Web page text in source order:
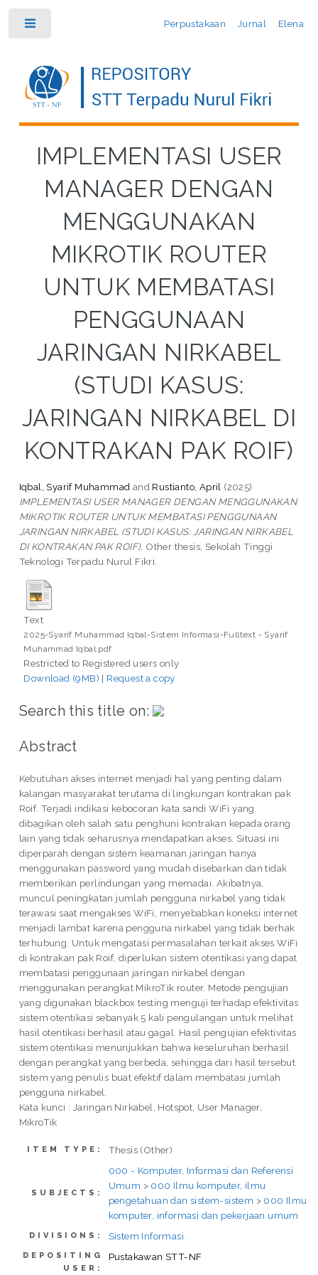
Perpustakaan Jurnal Elena
IMPLEMENTASI USER
MANAGER DENGAN
MENGGUNAKAN
MIKROTIK ROUTER
UNTUK MEMBATASI
PENGGUNAAN
JARINGAN NIRKABEL
(STUDI KASUS:
JARINGAN NIRKABEL DI
KONTRAKAN PAK ROIF)
Iqbal, Syarif Muhammad and Rustianto, April (2025)
IMPLEMENTASI USER MANAGER DENGAN MENGGUNAKAN
MIKROTIK ROUTER UNTUK MEMBATASI PENGGUNAAN
JARINGAN NIRKABEL (STUDI KASUS: JARINGAN NIRKABEL
DI KONTRAKAN PAK ROIF). Other thesis, Sekolah Tinggi
Teknologi Terpadu Nurul Fikri.
Text
2025-Syarif Muhammad Iqbal-Sistem Informasi-Fulltext - Syarif
Muhammad Iqbal.pdf
Restricted to Registered users only
Download (9MB) | Request a copy
Search this title on:
Abstract
Kebutuhan akses internet menjadi hal yang penting dalam
kalangan masyarakat terutama di lingkungan kontrakan pak
Roif. Terjadi indikasi kebocoran kata sandi WiFi yang
dibagikan oleh salah satu penghuni kontrakan kepada orang
lain yang tidak seharusnya mendapatkan akses. Situasi ini
diperparah dengan sistem keamanan jaringan hanya
menggunakan password yang mudah disebarkan dan tidak
memberikan perlindungan yang memadai. Akibatnya,
muncul peningkatan jumlah pengguna nirkabel yang tidak
terawasi saat mengakses WiFi, menyebabkan koneksi internet
menjadi lambat karena pengguna nirkabel yang tidak berhak
terhubung. Untuk mengatasi permasalahan terkait akses WiFi
di kontrakan pak Roif, diperlukan sistem otentikasi yang dapat
membatasi penggunaan jaringan nirkabel dengan
menggunakan perangkat MikroTik router. Metode pengujian
yang digunakan blackbox testing menguji terhadap efektivitas
sistem otentikasi sebanyak 5 kali pengulangan untuk melihat
hasil otentikasi berhasil atau gagal. Hasil pengujian efektivitas
sistem otentikasi menunjukkan bahwa keseluruhan berhasil
dengan perangkat yang berbeda, sehingga dari hasil tersebut
sistem yang penulis buat efektif dalam membatasi jumlah
pengguna nirkabel.
Kata kunci : Jaringan Nirkabel, Hotspot, User Manager,
MikroTik
ITEM TYPE: Thesis (Other)
SUBJECTS:
000 - Komputer, Informasi dan Referensi
Umum > 000 Ilmu komputer, ilmu
pengetahuan dan sistem-sistem > 000 Ilmu
komputer, informasi dan pekerjaan umum
DIVISIONS: Sistem Informasi
DEPOSITING
USER:
Pustakawan STT-NF